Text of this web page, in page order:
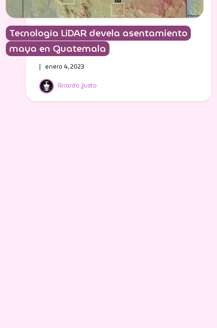
Tecnología LiDAR devela asentamiento
maya en Guatemala
Ricardo Justo
| enero 4, 2023